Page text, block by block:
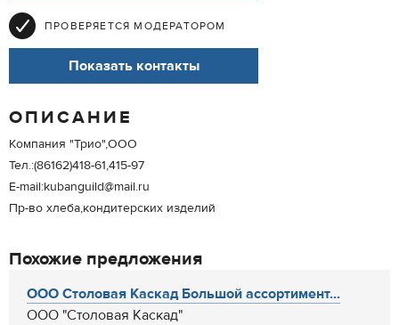
ПРОВЕРЯЕТСЯ МОДЕРАТОРОМ
Показать контакты
ОПИСАНИЕ
Компания "Трио",ООО
Тел.:(86162)418-61,415-97
E-mail:kubanguild@mail.ru
Пр-во хлеба,кондитерских изделий
Похожие предложения
ООО Столовая Каскад Большой ассортимент...
ООО "Столовая Каскад"